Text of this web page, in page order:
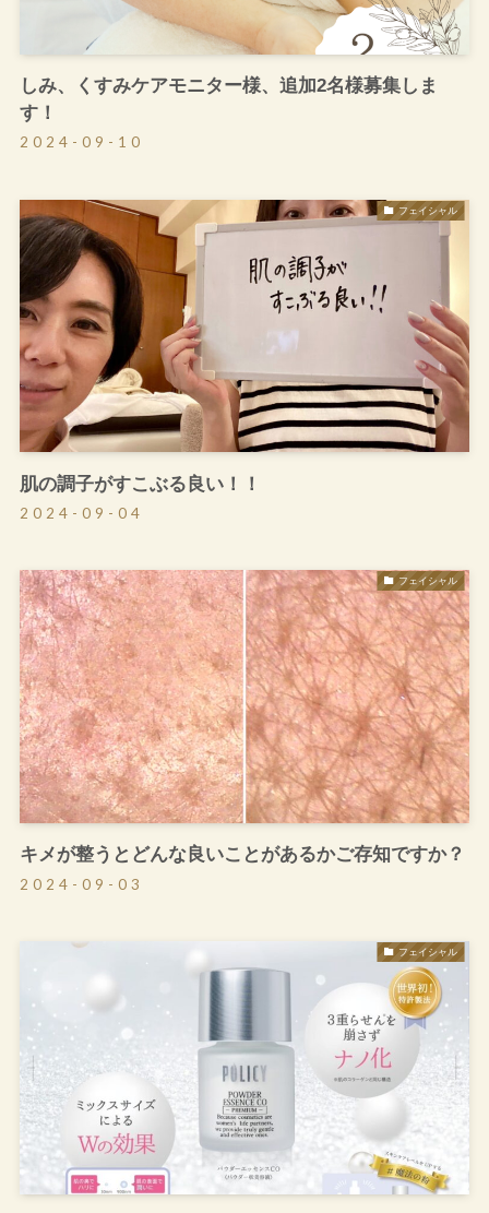
しみ、くすみケアモニター様、追加2名様募集しま
す！
2024-09-10
フェイシャル
肌の調子がすこぶる良い！！
2024-09-04
フェイシャル
キメが整うとどんな良いことがあるかご存知ですか？
2024-09-03
フェイシャル